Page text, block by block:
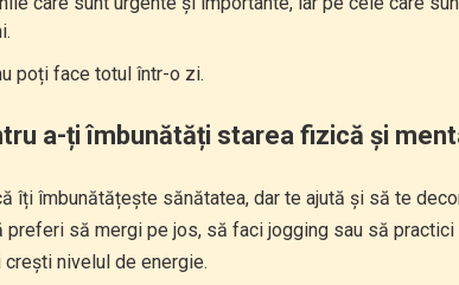
poți face totul într-o zi.
a-ți îmbunătăți starea fizică și
îți îmbunătățește sănătatea, dar te ajută și să te
preferi să mergi pe jos, să faci jogging sau să
nivelul de energie.